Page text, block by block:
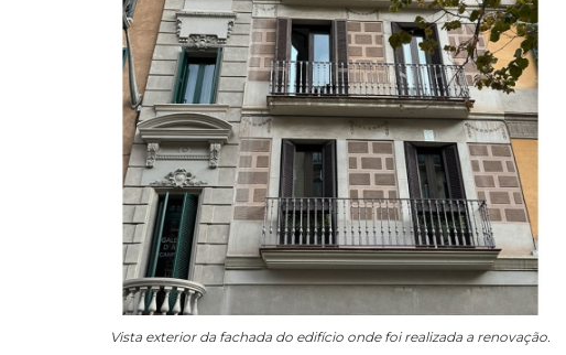
Vista exterior da fachada do edifício onde foi realizada a renovação.